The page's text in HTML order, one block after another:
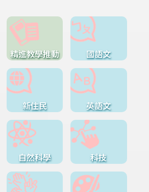
精進教學推動 國語文
新住民 英語文
自然科學 科技